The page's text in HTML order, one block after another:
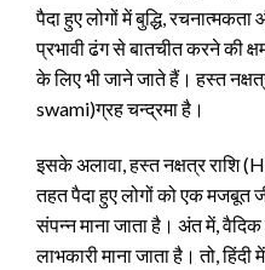
पैदा हुए लोगों में बुद्धि,
प्रभावी ढंग से बातचीत करने की
के लिए भी जाने जाते हैं। हस्त
swami)ग्रह चन्द्रमा है।
इसके अलावा, हस्त नक्षत्र
तहत पैदा हुए लोगों को एक मजबूत
संपन्न माना जाता है। अंत में,
लाभकारी माना जाता है। तो,